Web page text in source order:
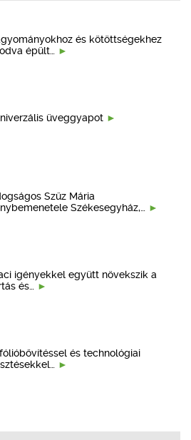
és kötöttségekhez
épült…
üveggyapot
Szűz Mária
Székesegyház,…
igényekkel együtt növekszik a
és…
és technológiai